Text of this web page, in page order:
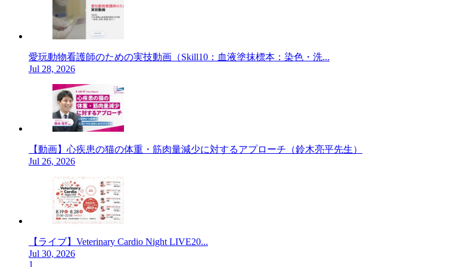
愛玩動物看護師のための実技動画（Skill10：血液塗抹標本：染色・洗...
Jul 28, 2026
【動画】心疾患の猫の体重・筋肉量減少に対するアプローチ（鈴木亮平先生）
Jul 26, 2026
【ライブ】Veterinary Cardio Night LIVE20...
Jul 30, 2026
1